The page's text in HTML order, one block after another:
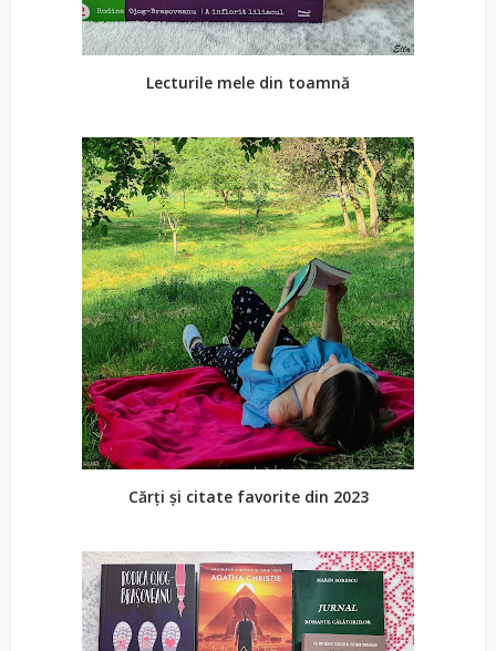
Lecturile mele din toamnă
Cărți și citate favorite din 2023